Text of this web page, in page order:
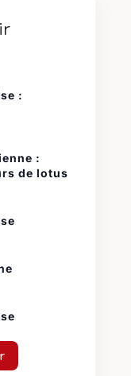
:
:
de lotus